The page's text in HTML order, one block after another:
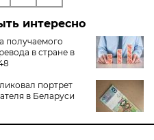
интересно
получаемого
в стране в
портрет
в Беларуси